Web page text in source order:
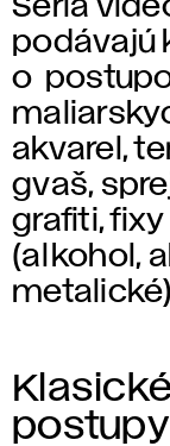
Séria
podávajú
o
akvarel,
gvaš,
grafiti,
(alkohol,
metalické)